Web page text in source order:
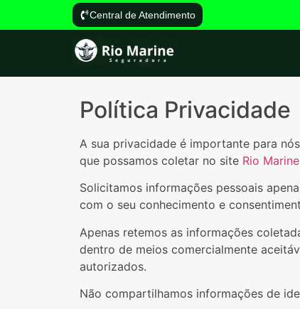
Central de Atendimento
Política Privacidade
A sua privacidade é importante para
que possamos coletar no site Rio
Solicitamos informações pessoais
com o seu conhecimento e
Apenas retemos as informações
dentro de meios comercialmente
autorizados.
Não compartilhamos informações de